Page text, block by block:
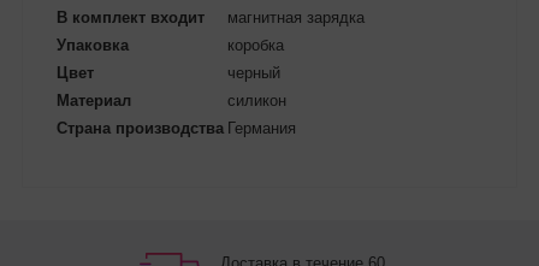
В комплект входит
магнитная зарядка
Упаковка
коробка
Цвет
черный
Материал
силикон
Страна производства Германия